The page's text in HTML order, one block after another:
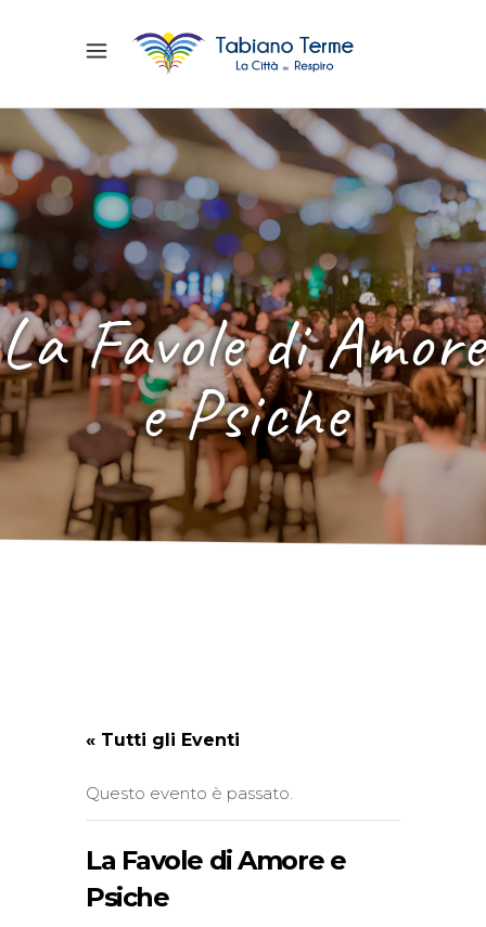
La Favole di Amore
e Psiche
« Tutti gli Eventi
Questo evento è passato.
La Favole di Amore e
Psiche